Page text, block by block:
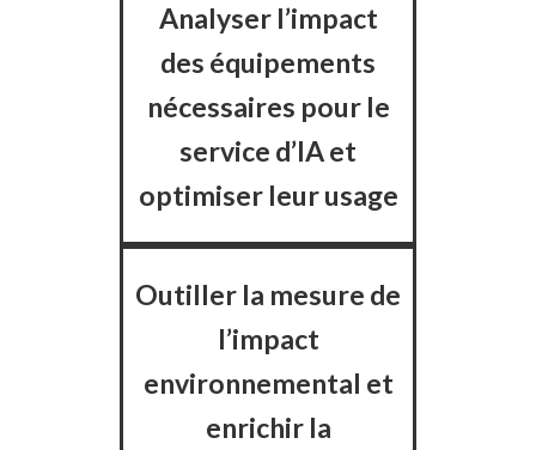
Analyser l’impact
des équipements
nécessaires pour le
service d’IA et
optimiser leur usage
Outiller la mesure de
l’impact
environnemental et
enrichir la